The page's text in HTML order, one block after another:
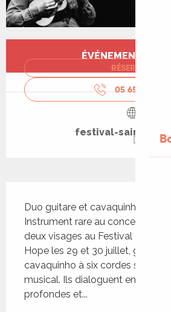
Ouverture etÉVÉNEMENT
RÉSERVER
05 65 38 28
festival-saint-
Duo guitare et cavaquinho Durée
Instrument rare au concert, la
deux visages au Festival de
Hope les 29 et 30 juillet, guitare
cavaquinho à six cordes se
musical. Ils dialoguent en duo en
profondes et...